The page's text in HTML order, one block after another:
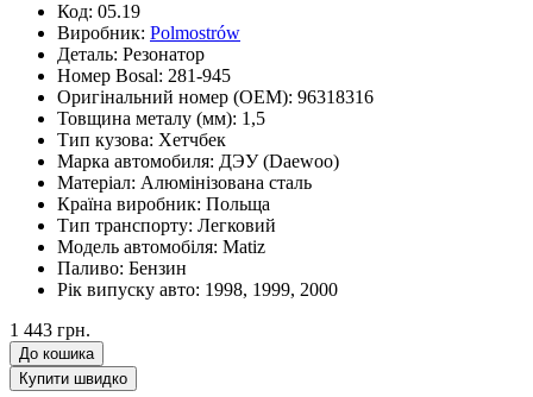
Код: 05.19
Виробник: Polmostrów
Деталь: Резонатор
Номер Bosal: 281-945
Оригінальний номер (OEM): 96318316
Товщина металу (мм): 1,5
Тип кузова: Хетчбек
Марка автомобиля: ДЭУ (Daewoo)
Матеріал: Алюмінізована сталь
Країна виробник: Польща
Тип транспорту: Легковий
Модель автомобіля: Matiz
Паливо: Бензин
Рік випуску авто: 1998, 1999, 2000
1 443 грн.
До кошика
Купити швидко